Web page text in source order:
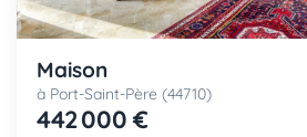
Maison
à Port-Saint-Père (44710)
442 000 €